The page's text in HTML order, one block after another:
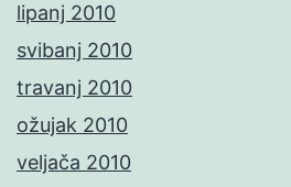
lipanj 2010
svibanj 2010
travanj 2010
ožujak 2010
veljača 2010